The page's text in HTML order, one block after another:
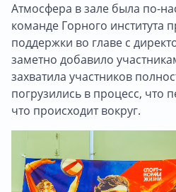
Атмосфера в зале была по-
команде Горного института
поддержки во главе с
заметно добавило
захватила участников
погрузились в процесс, что
что происходит вокруг.